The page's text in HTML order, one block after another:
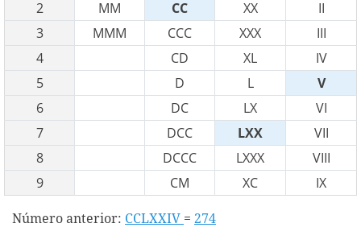
2
MM CC XX
II
3
MMM CCC XXX
III
4
CD XL
IV
5
D L
V
6
DC LX
VI
7
DCC LXX
VII
8
DCCC LXXX
VIII
9
CM XC IX
Número anterior: CCLXXIV = 274